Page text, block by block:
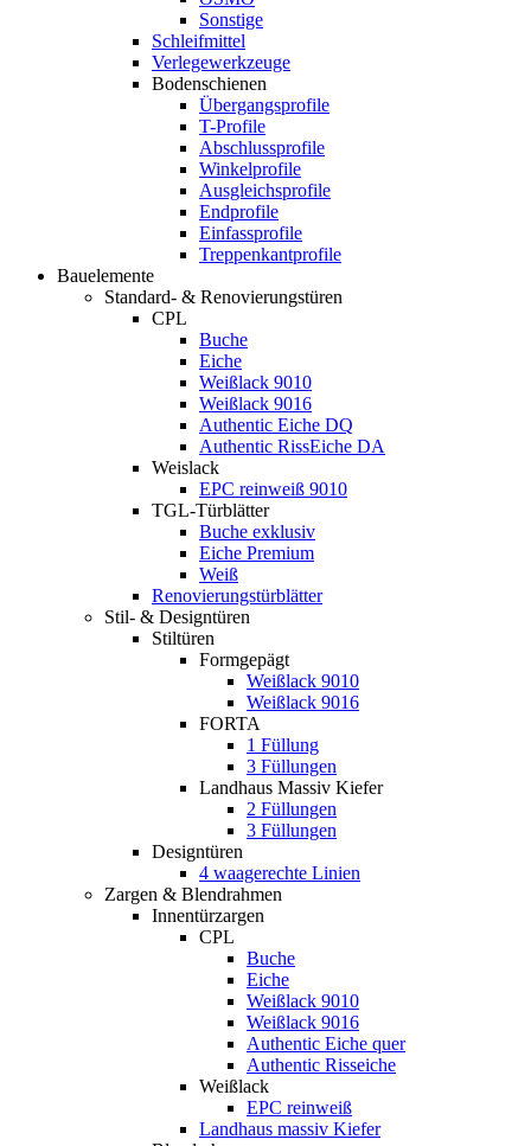
Sonstige
Schleifmittel
Verlegewerkzeuge
Bodenschienen
Übergangsprofile
T-Profile
Abschlussprofile
Winkelprofile
Ausgleichsprofile
Endprofile
Einfassprofile
Treppenkantprofile
Bauelemente
Standard- & Renovierungstüren
CPL
Buche
Eiche
Weißlack 9010
Weißlack 9016
Authentic Eiche DQ
Authentic RissEiche DA
Weislack
EPC reinweiß 9010
TGL-Türblätter
Buche exklusiv
Eiche Premium
Weiß
Renovierungstürblätter
Stil- & Designtüren
Stiltüren
Formgepägt
Weißlack 9010
Weißlack 9016
FORTA
1 Füllung
3 Füllungen
Landhaus Massiv Kiefer
2 Füllungen
3 Füllungen
Designtüren
4 waagerechte Linien
Zargen & Blendrahmen
Innentürzargen
CPL
Buche
Eiche
Weißlack 9010
Weißlack 9016
Authentic Eiche quer
Authentic Risseiche
Weißlack
EPC reinweiß
Landhaus massiv Kiefer